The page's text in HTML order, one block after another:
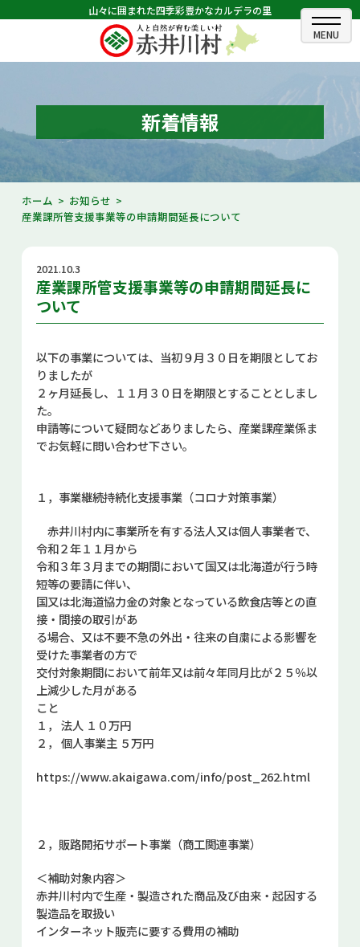
山々に囲まれた四季彩豊かなカルデラの里
ホーム
むらのできごと
むらのプロフィール
くらしの情報
村長室
観光・イベント情報
お問い合せ
Select Language▼
新着情報
ホーム
お知らせ
産業課所管支援事業等の申請期間延長について
2021.10.3
産業課所管支援事業等の申請期間延長に
ついて
以下の事業については、当初９月３０日を期限としてお
りましたが
２ヶ月延長し、１１月３０日を期限とすることとしまし
た。
申請等について疑問などありましたら、産業課産業係ま
でお気軽に問い合わせ下さい。
１，事業継続持続化支援事業（コロナ対策事業）
赤井川村内に事業所を有する法人又は個人事業者で、
令和２年１１月から
令和３年３月までの期間において国又は北海道が⾏う時
短等の要請に伴い、
国又は北海道協⼒⾦の対象となっている飲⾷店等との直
接・間接の取引があ
る場合、又は不要不急の外出・往来の⾃粛による影響を
受けた事業者の方で
交付対象期間において前年又は前々年同月比が２５％以
上減少した月がある
こと
１， 法人 １０万円
２， 個人事業主 ５万円
https://www.akaigawa.com/info/post_262.html
２，販路開拓サポート事業（商工関連事業）
＜補助対象内容＞
赤井川村内で生産・製造された商品及び由来・起因する
製造品を取扱い
インターネット販売に要する費用の補助